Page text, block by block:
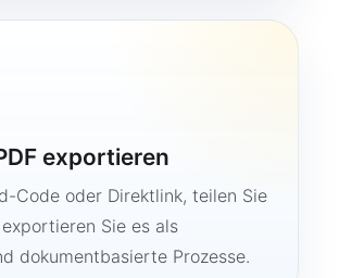
exportieren
Code oder Direktlink, teilen Sie
Sie es als
dokumentbasierte Prozesse.